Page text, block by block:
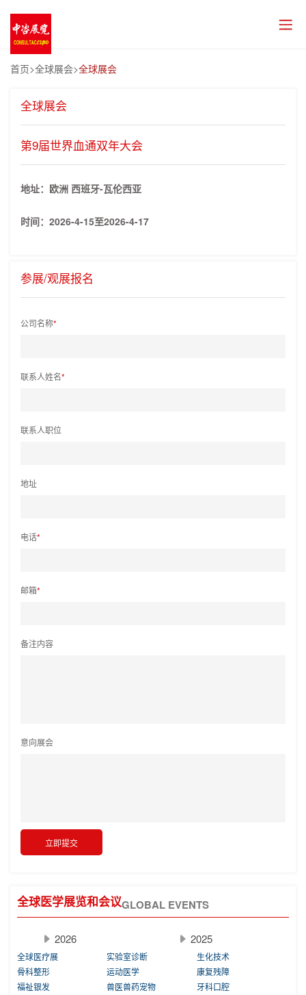
首页>全球展会>全球展会
全球展会
第9届世界血通双年大会
地址：欧洲 西班牙-瓦伦西亚
时间： 2026-4-15至2026-4-17
参展/观展报名
公司名称*
联系人姓名*
联系人职位
地址
电话*
邮箱*
备注内容
意向展会
全球医学展览和会议GLOBAL EVENTS
2026 2025
全球医疗展 实验室诊断
生化技术
骨科整形
运动医学
康复残障
福祉银发
兽医兽药宠物
牙科口腔